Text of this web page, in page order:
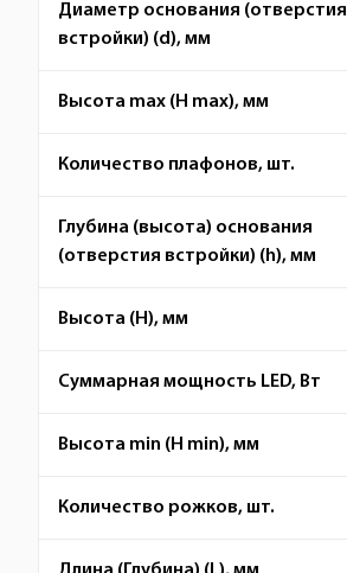
Диаметр основания (отверстия
встройки) (d), мм
Высота max (H max), мм
Количество плафонов, шт.
Глубина (высота) основания
(отверстия встройки) (h), мм
Высота (H), мм
Суммарная мощность LED, Вт
Высота min (H min), мм
Количество рожков, шт.